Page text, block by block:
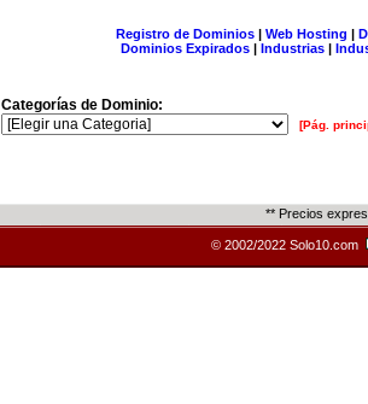
Registro de Dominios| Web Hosting |
Dominios Expirados | Industrias |
Categorías de Dominio:
[Pág.
** Precios
© 2002/2022 Solo10.com